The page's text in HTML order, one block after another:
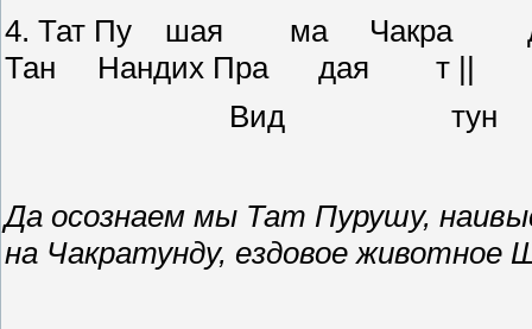
4. Тат Пу шая ма Чакра
Тан Нандих Пра дая т ||
Вид
Да осознаем мы Тат Пурушу,
на Чакратунду, ездовое